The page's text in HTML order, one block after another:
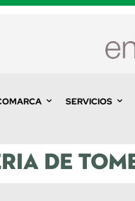
SERVICIOS